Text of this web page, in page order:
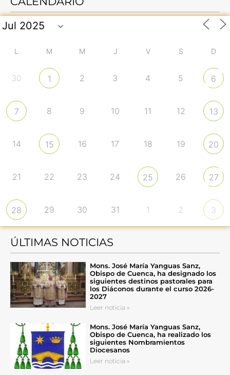
L M M J V S D
30 1 2 3 4 5 6
7 8 9 10 11 12 13
14 15 16 17 18 19 20
21 22 23 24 25 26 27
28 29 30 31 1 2 3
ÚLTIMAS NOTICIAS
Mons. José María Yanguas Sanz,
Obispo de Cuenca, ha designado los
siguientes destinos pastorales para
los Diáconos durante el curso 2026-
2027
Leer noticia »
Mons. José María Yanguas Sanz,
Obispo de Cuenca, ha realizado los
siguientes Nombramientos
Diocesanos
Leer noticia »